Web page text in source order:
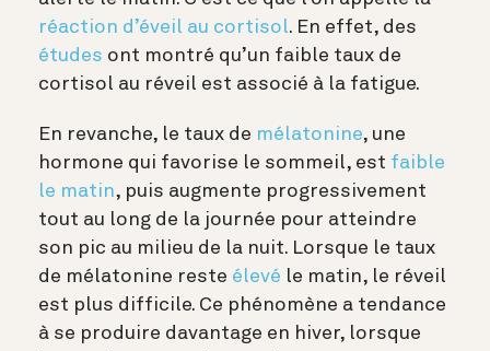
réaction d’éveil au cortisol. En effet, des
études ont montré qu’un faible taux de
cortisol au réveil est associé à la fatigue.
En revanche, le taux de mélatonine, une
hormone qui favorise le sommeil, est faible
le matin, puis augmente progressivement
tout au long de la journée pour atteindre
son pic au milieu de la nuit. Lorsque le taux
de mélatonine reste élevé le matin, le réveil
est plus difficile. Ce phénomène a tendance
à se produire davantage en hiver, lorsque